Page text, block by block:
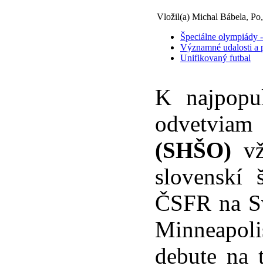
Vložil(a) Michal Bábela,
Špeciálne olympiády
Významné udalosti a
Unifikovaný futbal
K
(SHŠO)
slovenskí
ČSFR na
debute na